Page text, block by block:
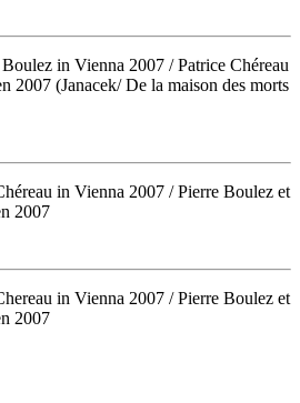
in Vienna 2007 / Patrice Chéreau
2007 (Janacek/ De la maison des morts
in Vienna 2007 / Pierre Boulez et
2007
in Vienna 2007 / Pierre Boulez et
2007